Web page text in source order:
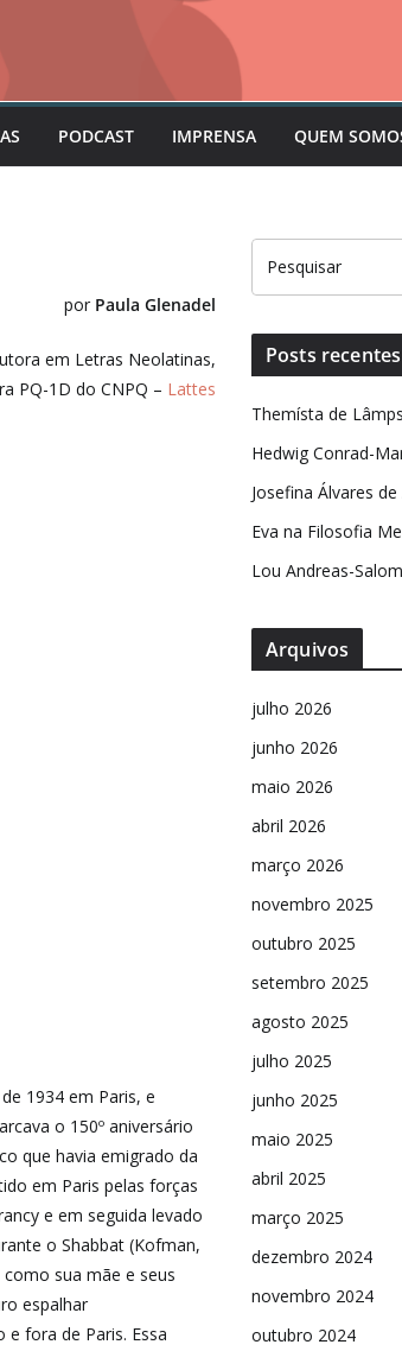
PODCAST IMPRENSA QUEM
por Paula Glenadel
em Letras Neolatinas,
PQ-1D do CNPQ – Lattes
1934 em Paris, e
o 150º aniversário
que havia emigrado da
em Paris pelas forças
e em seguida levado
o Shabbat (Kofman,
sua mãe e seus
espalhar
fora de Paris. Essa
Posts recentes
Themísta de
Hedwig Conrad-
Josefina Álvares
Eva na Filosofia
Lou Andreas-
Arquivos
julho 2026
junho 2026
maio 2026
abril 2026
março 2026
novembro 2025
outubro 2025
setembro 2025
agosto 2025
julho 2025
junho 2025
maio 2025
abril 2025
março 2025
dezembro 2024
novembro 2024
outubro 2024